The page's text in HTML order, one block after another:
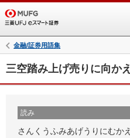
金融/証券用語集
三空踏み上げ売りに向かえ
読み
さんくうふみあげうりにむかえ